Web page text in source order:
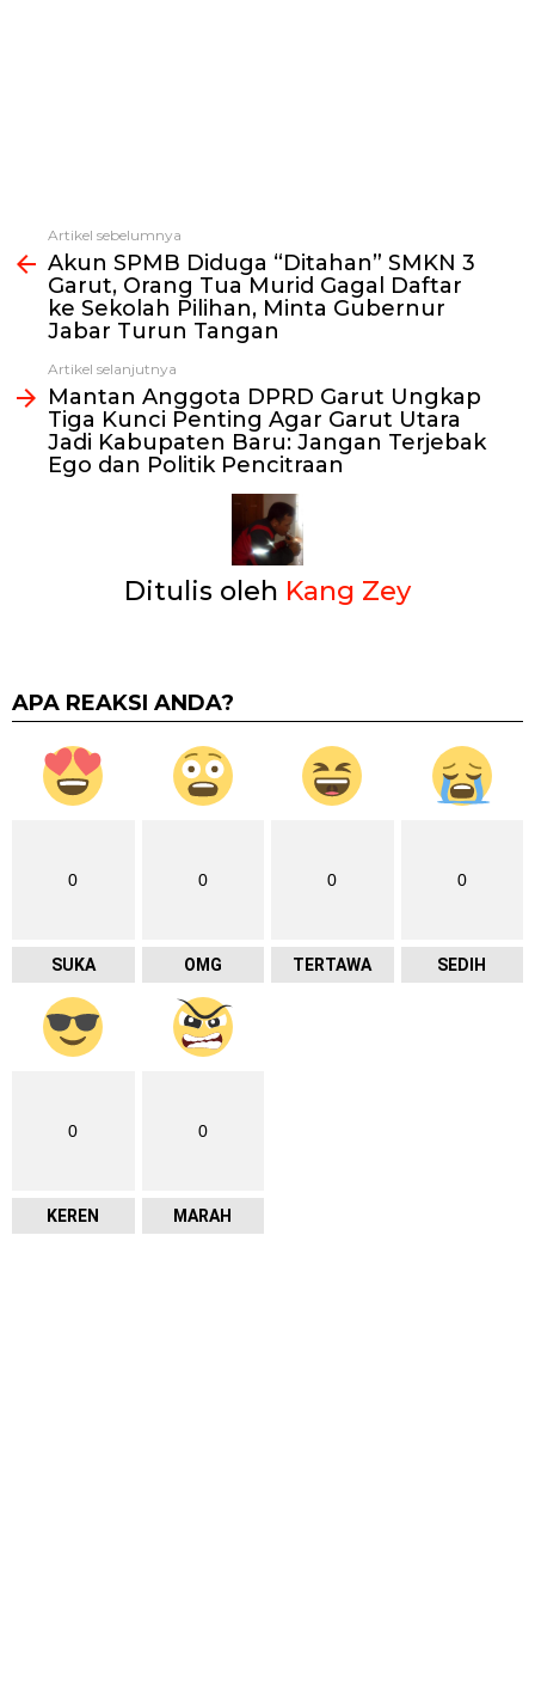
Lihat
selengkapnya
Artikel sebelumnya
Akun SPMB Diduga “Ditahan” SMKN 3
Garut, Orang Tua Murid Gagal Daftar
ke Sekolah Pilihan, Minta Gubernur
Jabar Turun Tangan
Artikel selanjutnya
Mantan Anggota DPRD Garut Ungkap
Tiga Kunci Penting Agar Garut Utara
Jadi Kabupaten Baru: Jangan Terjebak
Ego dan Politik Pencitraan
Ditulis oleh Kang Zey
APA REAKSI ANDA?
0
SUKA
0
OMG
0
TERTAWA
0
SEDIH
0
KEREN
0
MARAH